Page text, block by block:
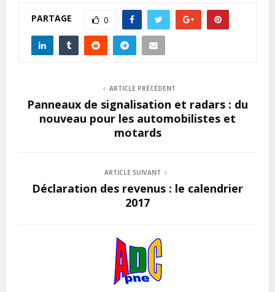
PARTAGE 0
ARTICLE PRÉCÉDENT
Panneaux de signalisation et radars : du
nouveau pour les automobilistes et
motards
ARTICLE SUIVANT
Déclaration des revenus : le calendrier
2017